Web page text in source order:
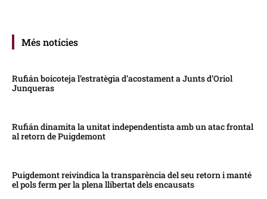
Més notícies
Rufián boicoteja l’estratègia d’acostament a Junts d’Oriol
Junqueras
Rufián dinamita la unitat independentista amb un atac frontal
al retorn de Puigdemont
Puigdemont reivindica la transparència del seu retorn i manté
el pols ferm per la plena llibertat dels encausats